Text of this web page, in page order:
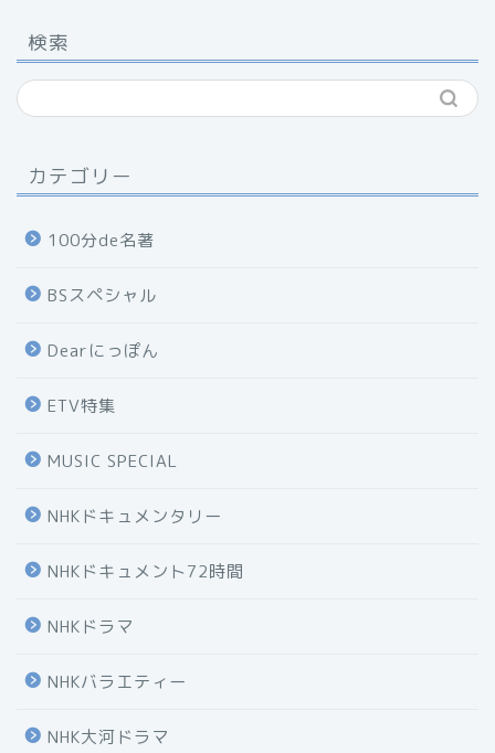
検索
カテゴリー
100分de名著
BSスペシャル
Dearにっぽん
ETV特集
MUSIC SPECIAL
NHKドキュメンタリー
NHKドキュメント72時間
NHKドラマ
NHKバラエティー
NHK大河ドラマ